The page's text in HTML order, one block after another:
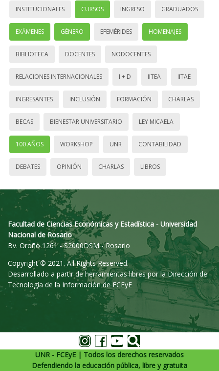
INSTITUCIONALES CURSOS INGRESO GRADUADOS
EXÁMENES GÉNERO EFEMÉRIDES HOMENAJES
BIBLIOTECA DOCENTES NODOCENTES
RELACIONES INTERNACIONALES I + D IITEA IITAE
INGRESANTES INCLUSIÓN FORMACIÓN CHARLAS
BECAS BIENESTAR UNIVERSITARIO LEY MICAELA
100 AÑOS WORKSHOP UNR CONTABILIDAD
DEBATES OPINIÓN CHARLAS LIBROS
Facultad de Ciencias Económicas y Estadística - Universidad
Nacional de Rosario
Bv. Oroño 1261 - S2000DSM - Rosario
Copyright © 2021. All Rights Reserved.
Desarrollado a partir de herramientas libres por la Dirección de
Tecnología de la Información de FCEyE
UNR - FCEyE | Todos los derechos reservados
Defendiendo la educación pública, libre y gratuita